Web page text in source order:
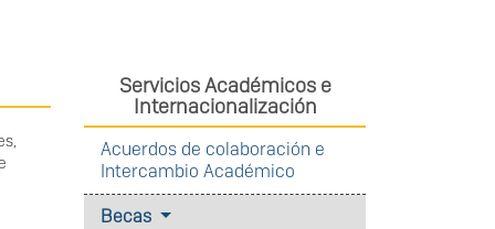
Servicios Académicos e
Internacionalización
Acuerdos de colaboración e
Intercambio Académico
Becas